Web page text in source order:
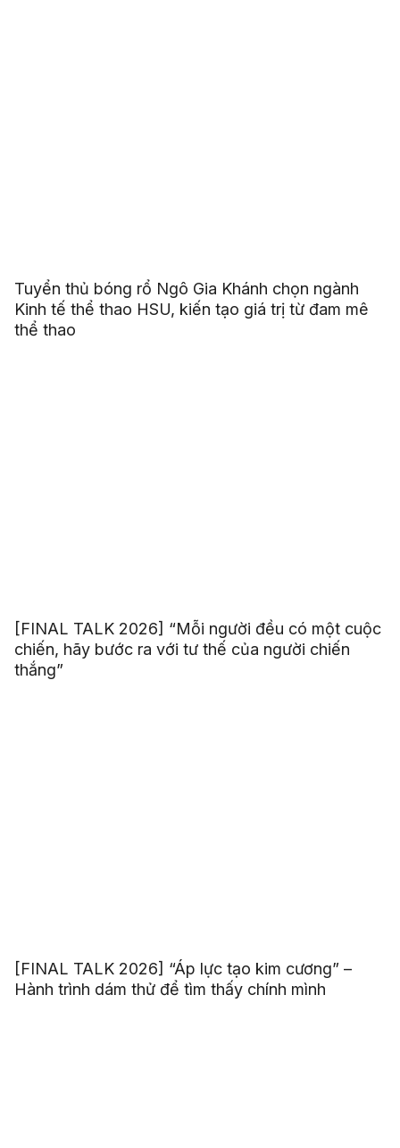
Tuyển thủ bóng rổ Ngô Gia Khánh chọn ngành
Kinh tế thể thao HSU, kiến tạo giá trị từ đam mê
thể thao
[FINAL TALK 2026] “Mỗi người đều có một cuộc
chiến, hãy bước ra với tư thế của người chiến
thắng”
[FINAL TALK 2026] “Áp lực tạo kim cương” –
Hành trình dám thử để tìm thấy chính mình